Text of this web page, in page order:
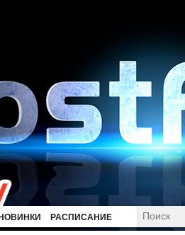
НОВИНКИ РАСПИСАНИЕ